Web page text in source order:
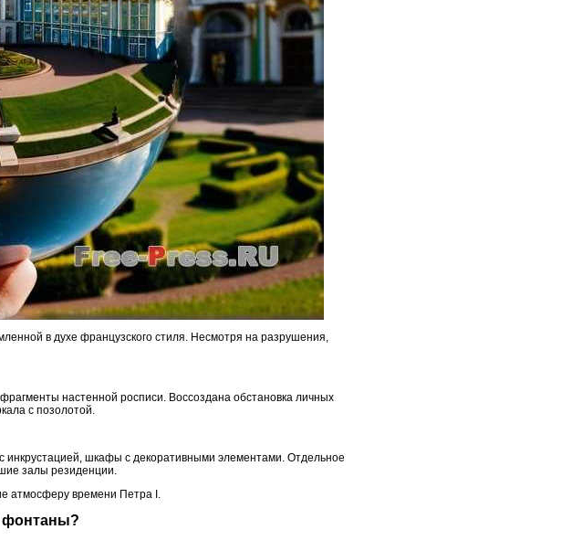
в духе французского стиля. Несмотря на разрушения,
настенной росписи. Воссоздана обстановка личных
с позолотой.
инкрустацией, шкафы с декоративными элементами. Отдельное
залы резиденции.
атмосферу времени Петра I.
фонтаны?